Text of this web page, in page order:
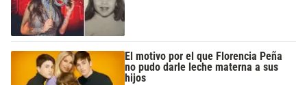
El motivo por el que Florencia Peña
no pudo darle leche materna a sus
hijos